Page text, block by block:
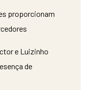
proporcionam
e Luizinho
de